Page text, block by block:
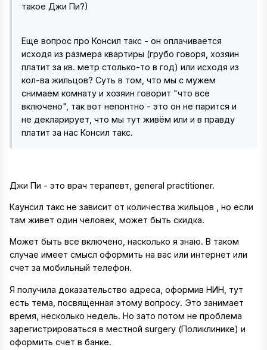
такое Джи Пи?)
Еще вопрос про Консил такс - он оплачивается
исходя из размера квартиры (грубо говоря, хозяин
платит за кв. метр столько-то в год) или исходя из
кол-ва жильцов? Суть в том, что мы с мужем
снимаем комнату и хозяин говорит "что все
включено", так вот непонтно - это он не парится и
не декларирует, что мы тут живём или и в правду
платит за нас Консил такс.
Джи Пи - это врач терапевт, general practitioner.
Каунсил такс не зависит от количества жильцов , но если
там живет один человек, может быть скидка.
Может быть все включено, насколько я знаю. В таком
случае имеет смысл оформить на вас или интернет или
счет за мобильный телефон.
Я получила доказательство адреса, оформив НИН, тут
есть тема, посвященная этому вопросу. Это занимает
время, несколько недель. Но зато потом не проблема
зарегистрироваться в местной surgery (Поликлинике) и
оформить счет в банке.